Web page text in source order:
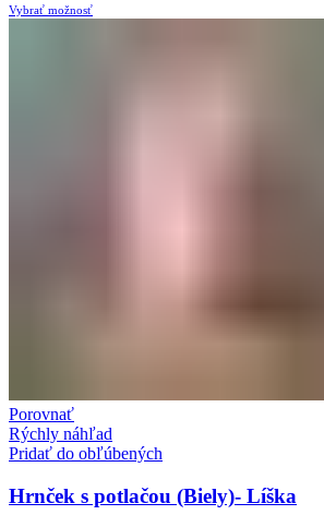
Vybrať možnosť
Porovnať
Rýchly náhľad
Pridať do obľúbených
Hrnček s potlačou (Biely)- Líška